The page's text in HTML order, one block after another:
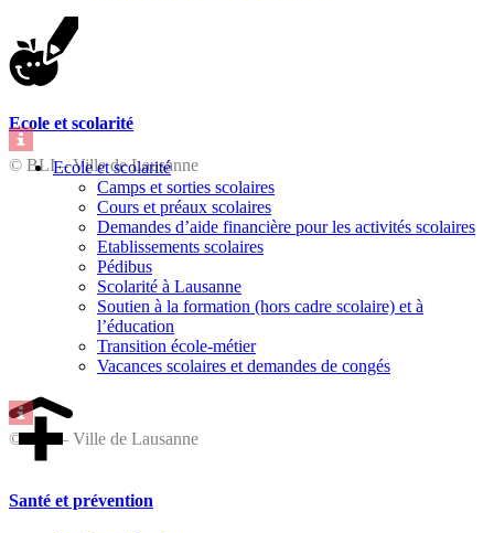
© BLI – Ville de Lausanne
© BLI – Ville de Lausanne
Ecole et scolarité
Ecole et scolarité
Camps et sorties scolaires
Cours et préaux scolaires
Demandes d’aide financière pour les activités scolaires
Etablissements scolaires
Pédibus
Scolarité à Lausanne
Soutien à la formation (hors cadre scolaire) et à
l’éducation
Transition école-métier
Vacances scolaires et demandes de congés
Santé et prévention